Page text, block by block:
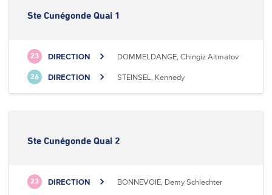
Ste Cunégonde Quai 1
23 DIRECTION DOMMELDANGE, Chingiz Aitmatov
26 DIRECTION STEINSEL, Kennedy
Ste Cunégonde Quai 2
23 DIRECTION BONNEVOIE, Demy Schlechter